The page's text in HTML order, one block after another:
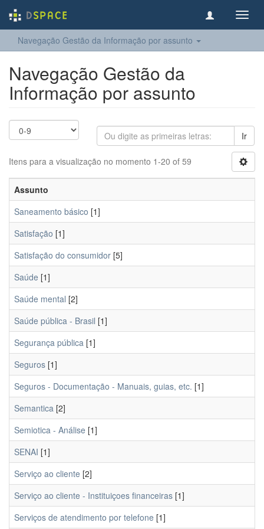
Navegação Gestão da Informação por assunto
Navegação Gestão da
Informação por assunto
Ir
Itens para a visualização no momento 1-20 of 59
Assunto
Saneamento básico [1]
Satisfação [1]
Satisfação do consumidor [5]
Saúde [1]
Saúde mental [2]
Saúde pública - Brasil [1]
Segurança pública [1]
Seguros [1]
Seguros - Documentação - Manuais, guias, etc. [1]
Semantica [2]
Semiotica - Análise [1]
SENAI [1]
Serviço ao cliente [2]
Serviço ao cliente - Instituiçoes financeiras [1]
Serviços de atendimento por telefone [1]